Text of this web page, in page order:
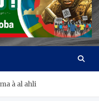
à al ahli